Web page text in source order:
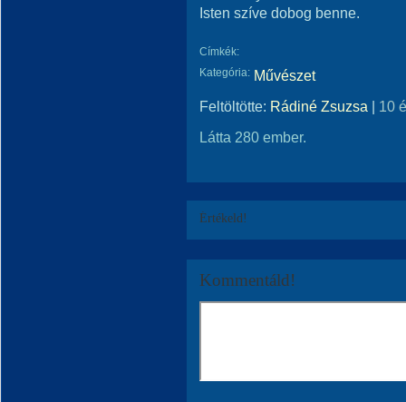
Isten szíve dobog benne.
Címkék:
Kategória: Művészet
Feltöltötte: Rádiné Zsuzsa | 10
Látta 280 ember.
Értékeld!
Kommentáld!